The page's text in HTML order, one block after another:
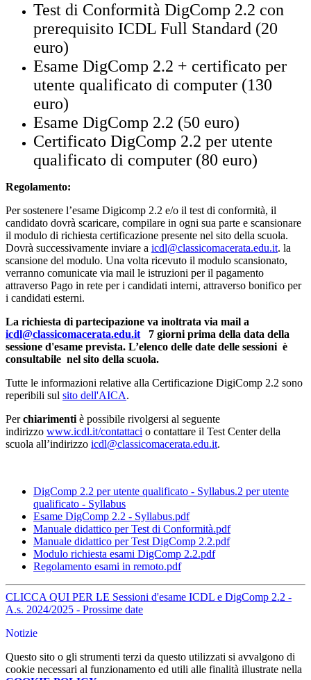
Test di Conformità DigComp 2.2 con
prerequisito ICDL Full Standard (20
euro)
Esame DigComp 2.2 + certificato per
utente qualificato di computer (130
euro)
Esame DigComp 2.2 (50 euro)
Certificato DigComp 2.2 per utente
qualificato di computer (80 euro)
Regolamento:
Per sostenere l’esame Digicomp 2.2 e/o il test di conformità, il
candidato dovrà scaricare, compilare in ogni sua parte e scansionare
il modulo di richiesta certificazione presente nel sito della scuola.
Dovrà successivamente inviare a icdl@classicomacerata.edu.it. la
scansione del modulo. Una volta ricevuto il modulo scansionato,
verranno comunicate via mail le istruzioni per il pagamento
attraverso Pago in rete per i candidati interni, attraverso bonifico per
i candidati esterni.
La richiesta di partecipazione va inoltrata via mail a
icdl@classicomacerata.edu.it 7 giorni prima della data della
sessione d'esame prevista. L’elenco delle date delle sessioni è
consultabile nel sito della scuola.
Tutte le informazioni relative alla Certificazione DigiComp 2.2 sono
reperibili sul sito dell'AICA.
Per chiarimenti è possibile rivolgersi al seguente
indirizzo www.icdl.it/contattaci o contattare il Test Center della
scuola all’indirizzo icdl@classicomacerata.edu.it.
DigComp 2.2 per utente qualificato - Syllabus.2 per utente
qualificato - Syllabus
Esame DigComp 2.2 - Syllabus.pdf
Manuale didattico per Test di Conformità.pdf
Manuale didattico per Test DigComp 2.2.pdf
Modulo richiesta esami DigComp 2.2.pdf
Regolamento esami in remoto.pdf
CLICCA QUI PER LE Sessioni d'esame ICDL e DigComp 2.2 -
A.s. 2024/2025 - Prossime date
Notizie
Questo sito o gli strumenti terzi da questo utilizzati si avvalgono di
cookie necessari al funzionamento ed utili alle finalità illustrate nella